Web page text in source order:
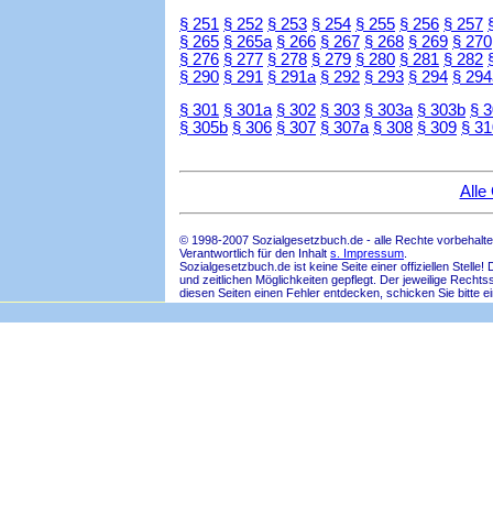
§ 251 § 252 § 253 § 254 § 255 § 256 § 257
§ 265 § 265a § 266 § 267 § 268 § 269 § 270
§ 276 § 277 § 278 § 279 § 280 § 281 § 282
§ 290 § 291 § 291a § 292 § 293 § 294 §
§ 301 § 301a § 302 § 303 § 303a § 303b §
§ 305b § 306 § 307 § 307a § 308 § 309 §
Alle
© 1998-2007 Sozialgesetzbuch.de - alle Rechte
Verantwortlich für den Inhalt s. Impressum
Sozialgesetzbuch.de ist keine Seite einer offiziellen
und zeitlichen Möglichkeiten gepflegt. Der jeweilige
diesen Seiten einen Fehler entdecken, schicken Sie bitte